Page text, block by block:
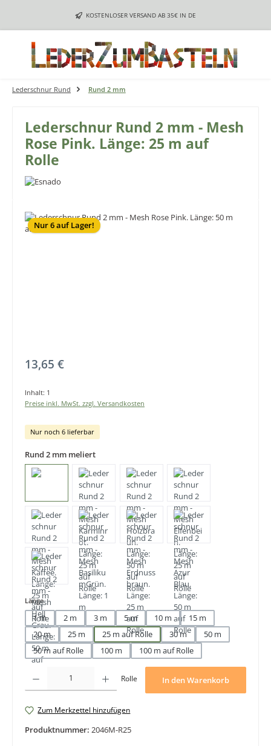
Zum Hauptinhalt springenKOSTENLOSER VERSAND AB 35€ IN DE
Lederschnur Rund Rund 2 mm
Lederschnur Rund 2 mm - Mesh
Rose Pink. Länge: 25 m auf
Rolle
Bildergalerie überspringen
Nur 6 auf Lager!
Regulärer Preis:
13,65 €
Inhalt: 1
Preise inkl. MwSt. zzgl. Versandkosten
Nur noch 6 lieferbar
Rund 2 mm meliert
Längeauswählen
1 m 2 m 3 m 5 m 10 m
15 m
20 m
25 m 25 m auf Rolle 30 m
50 m
50 m auf Rolle
100 m 100 m auf Rolle
Rolle In den Warenkorb
Zum Merkzettel hinzufügen
Produktnummer: 2046M-R25